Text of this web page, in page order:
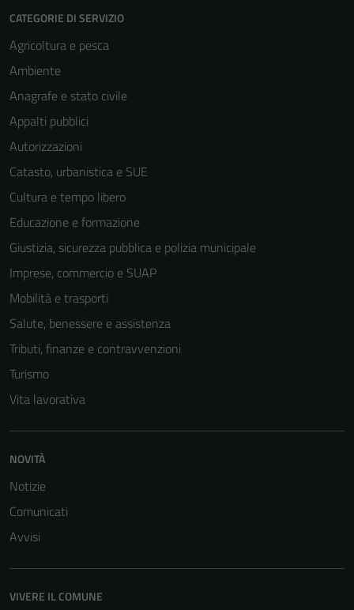
CATEGORIE DI SERVIZIO
Agricoltura e pesca
Ambiente
Anagrafe e stato civile
Appalti pubblici
Autorizzazioni
Catasto, urbanistica e SUE
Cultura e tempo libero
Educazione e formazione
Giustizia, sicurezza pubblica e polizia municipale
Imprese, commercio e SUAP
Mobilità e trasporti
Salute, benessere e assistenza
Tributi, finanze e contravvenzioni
Turismo
Vita lavorativa
NOVITÀ
Notizie
Comunicati
Avvisi
VIVERE IL COMUNE
disabilitati.